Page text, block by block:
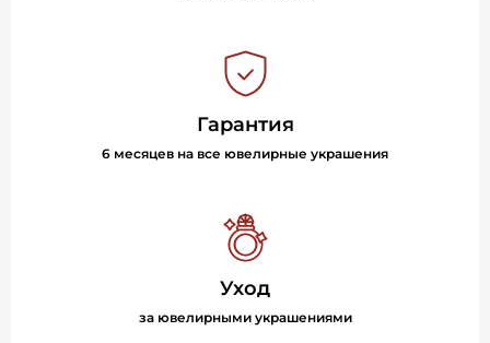
Гарантия
6 месяцев на все ювелирные украшения
Уход
за ювелирными украшениями